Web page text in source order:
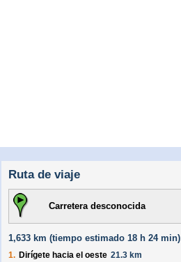
Ruta de viaje
Carretera desconocida
1,633 km (tiempo estimado 18 h 24 min)
1. Dirígete hacia el oeste 21.3 km